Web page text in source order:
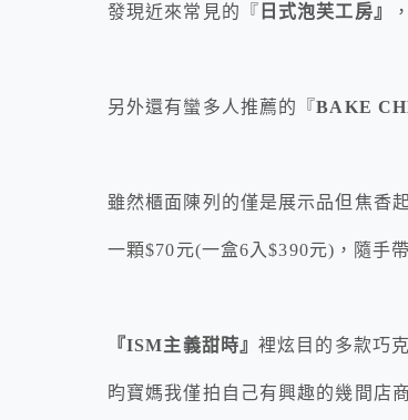
發現近來常見的『 日式泡芙工房』
另外還有蠻多人推薦的『BAKE
雖然櫃面陳列的僅是展示品但焦香
一顆$70元(一盒6入$390元)，隨手
『ISM主義甜時』裡炫目的多款巧
昀寶媽我僅拍自己有興趣的幾間店